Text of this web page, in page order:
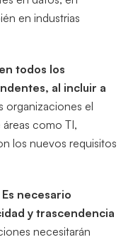
en industrias
todos los
al incluir a
organizaciones el
como TI,
los nuevos requisitos
Es necesario
y trascendencia
necesitarán